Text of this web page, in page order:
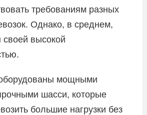
требованиям разных
Однако, в среднем,
своей высокой
мощными
шасси, которые
большие нагрузки без